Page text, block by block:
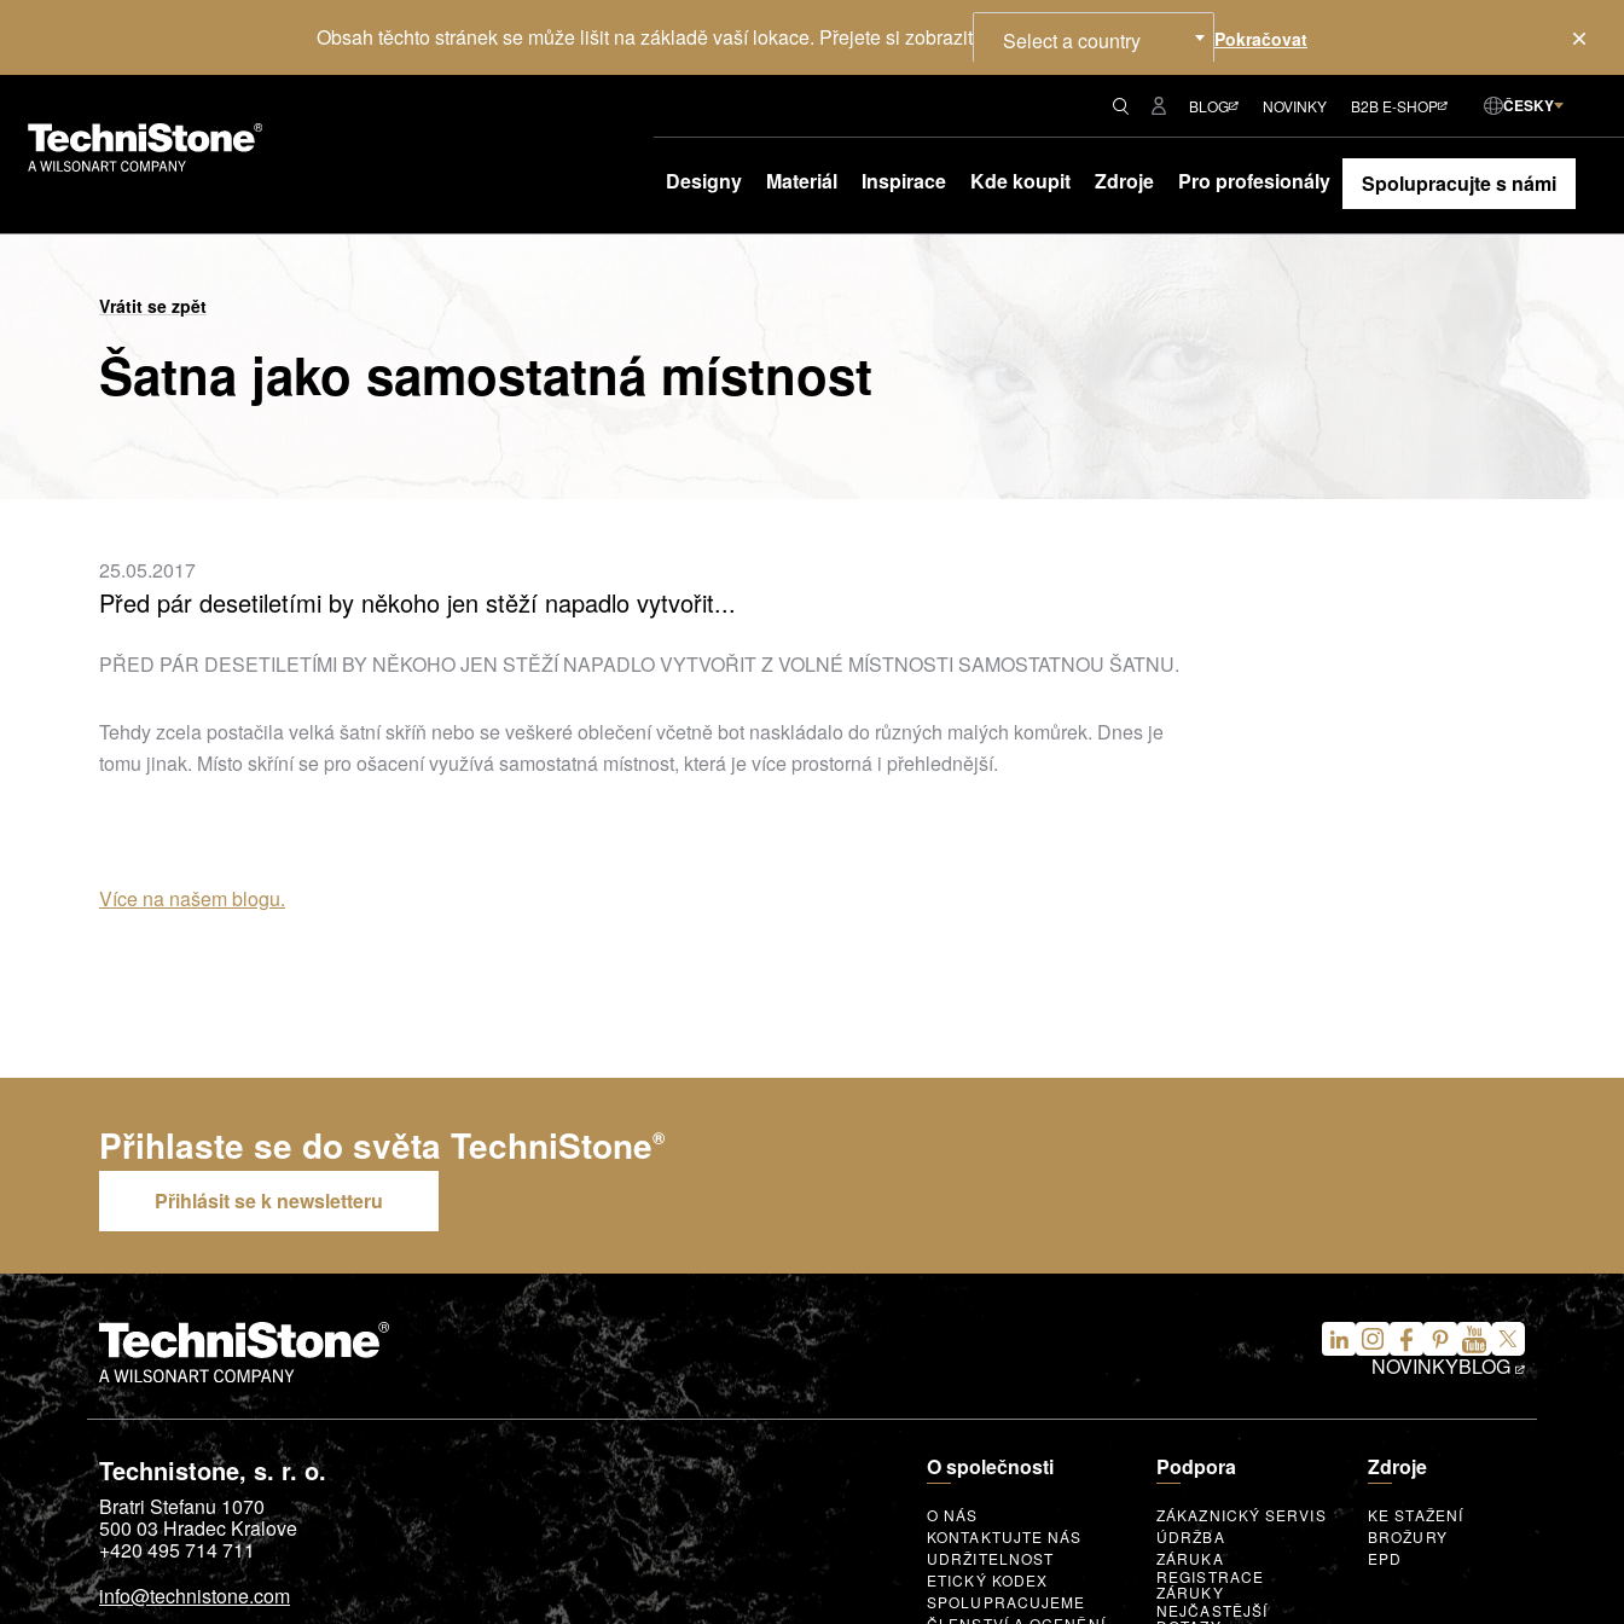
Obsah těchto stránek se může lišit na základě vaší lokace. Přejete si zobrazit Select a country
BLOG NOVINKY B2B E-SHOP ČESKY
Designy Materiál Inspirace Kde koupit Zdroje Pro profesionály Spolupracujte s námi
Vrátit se zpět
Šatna jako samostatná místnost
25.05.2017
Před pár desetiletími by někoho jen stěží napadlo vytvořit...
PŘED PÁR DESETILETÍMI BY NĚKOHO JEN STĚŽÍ NAPADLO VYTVOŘIT Z VOLNÉ MÍSTNOSTI SAMOSTATNOU ŠATNU.
Tehdy zcela postačila velká šatní skříň nebo se veškeré oblečení včetně bot naskládalo do různých malých komůrek. Dnes je
tomu jinak. Místo skříní se pro ošacení využívá samostatná místnost, která je více prostorná i přehlednější.
Více na našem blogu.
Přihlaste se do světa TechniStone®
Přihlásit se k newsletteru
NOVINKYBLOG
Technistone, s. r. o.
Bratri Stefanu 1070
500 03 Hradec Kralove
+420 495 714 711
info@technistone.com
O společnosti
O NÁS
KONTAKTUJTE NÁS
UDRŽITELNOST
ETICKÝ KODEX
SPOLUPRACUJEME
Podpora
ZÁKAZNICKÝ SERVIS
ÚDRŽBA
ZÁRUKA
REGISTRACE
ZÁRUKY
NEJČASTĚJŠÍ
Zdroje
KE STAŽENÍ
BROŽURY
EPD